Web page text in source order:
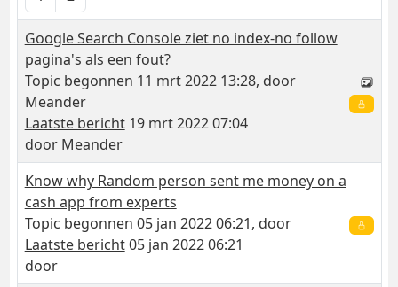
Google Search Console ziet no index-no follow
pagina's als een fout?
Topic begonnen 11 mrt 2022 13:28, door
Meander
Laatste bericht19 mrt 2022 07:04
door Meander
Know why Random person sent me money on a
cash app from experts
Topic begonnen 05 jan 2022 06:21, door
Laatste bericht05 jan 2022 06:21
door